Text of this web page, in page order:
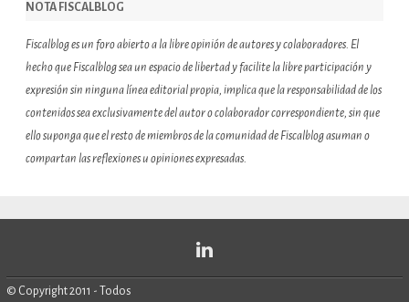
NOTA FISCALBLOG
Fiscalblog es un foro abierto a la libre opinión de autores y colaboradores. El
hecho que Fiscalblog sea un espacio de libertad y facilite la libre participación y
expresión sin ninguna línea editorial propia, implica que la responsabilidad de los
contenidos sea exclusivamente del autor o colaborador correspondiente, sin que
ello suponga que el resto de miembros de la comunidad de Fiscalblog asuman o
compartan las reflexiones u opiniones expresadas.
© Copyright 2011 - Todos